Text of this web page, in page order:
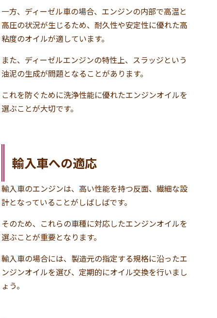
一方、ディーゼル車の場合、エンジンの内部で高温と
高圧の状況が生じるため、耐久性や安定性に優れた高
粘度のオイルが適しています。
また、ディーゼルエンジンの特性上、スラッジという
油泥の生成が問題となることがあります。
これを防ぐために洗浄性能に優れたエンジンオイルを
選ぶことが大切です。
輸入車への適応
輸入車のエンジンは、高い性能を持つ反面、繊細な設
計となっていることがしばしばです。
そのため、これらの車種に対応したエンジンオイルを
選ぶことが重要となります。
輸入車の場合には、製造元の指定する規格に沿ったエ
ンジンオイルを選び、定期的にオイル交換を行いまし
ょう。